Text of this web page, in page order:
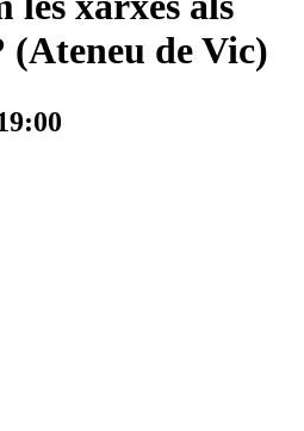
(Ateneu de Vic)